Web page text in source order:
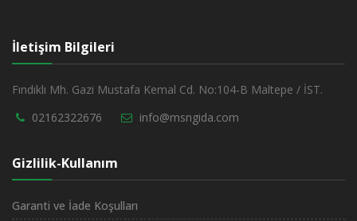
İletişim Bilgileri
Fındıklı Mh. Gazi Mustafa Kemal Cd. No:104-B Maltepe / İST.
02162322676
info@msngida.com
Gizlilik-Kullanım
Garanti ve İade Koşulları